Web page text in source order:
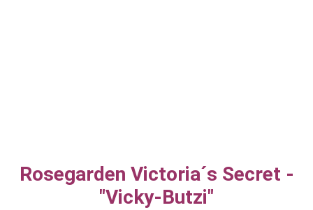
Rosegarden Victoria´s Secret -
"Vicky-Butzi"